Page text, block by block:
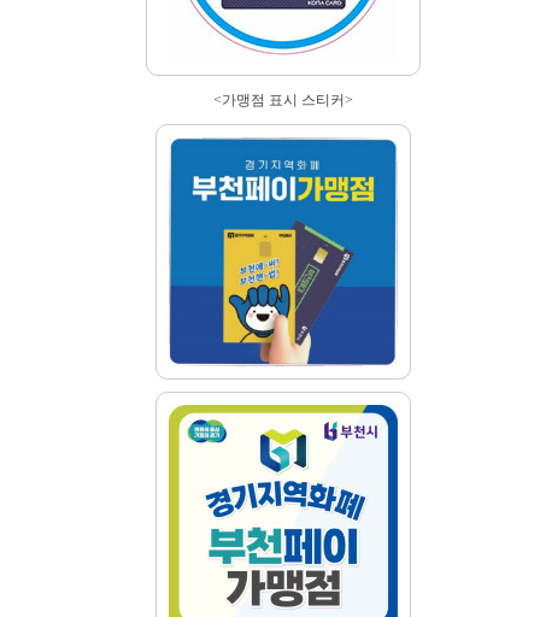
<가맹점 표시 스티커>